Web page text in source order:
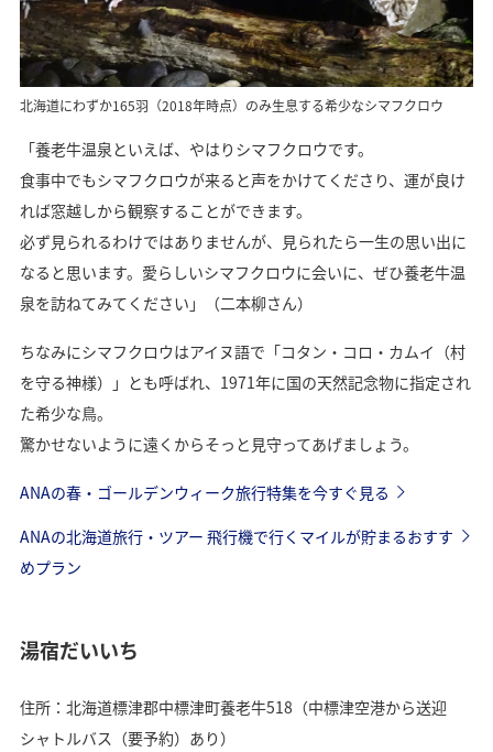
北海道にわずか165羽（2018年時点）のみ生息する希少なシマフクロウ
「養老牛温泉といえば、やはりシマフクロウです。
食事中でもシマフクロウが来ると声をかけてくださり、運が良け
れば窓越しから観察することができます。
必ず見られるわけではありませんが、見られたら一生の思い出に
なると思います。愛らしいシマフクロウに会いに、ぜひ養老牛温
泉を訪ねてみてください」（二本柳さん）
ちなみにシマフクロウはアイヌ語で「コタン・コロ・カムイ（村
を守る神様）」とも呼ばれ、1971年に国の天然記念物に指定され
た希少な鳥。
驚かせないように遠くからそっと見守ってあげましょう。
ANAの春・ゴールデンウィーク旅行特集を今すぐ見る
ANAの北海道旅行・ツアー 飛行機で行くマイルが貯まるおすす
めプラン
湯宿だいいち
住所：北海道標津郡中標津町養老牛518（中標津空港から送迎
シャトルバス（要予約）あり）